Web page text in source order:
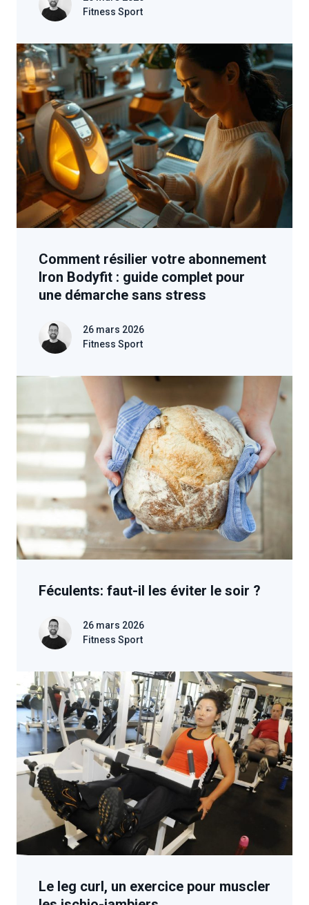
Fitness Sport
Comment résilier votre abonnement
Iron Bodyfit : guide complet pour
une démarche sans stress
26 mars 2026
Fitness Sport
Féculents: faut-il les éviter le soir ?
26 mars 2026
Fitness Sport
Le leg curl, un exercice pour muscler